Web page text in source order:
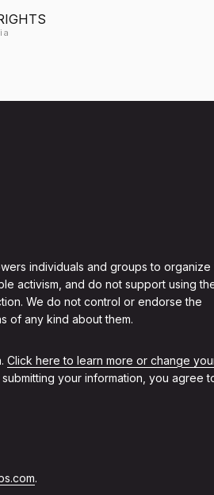
individuals and groups to
activism, and do not support using
We do not control or endorse the
of any kind about them.
Click here to learn more or change
your information, you agree
.